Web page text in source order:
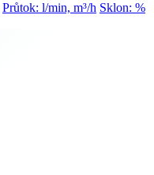
Průtok: l/min, m³/h Sklon: %